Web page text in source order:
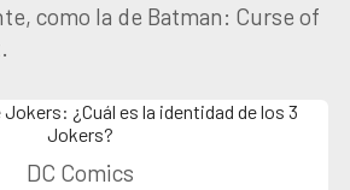
como la de Batman: Curse of
DC Comics